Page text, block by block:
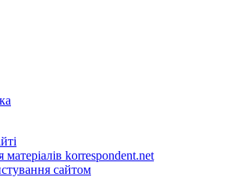
korrespondent.net
сайтом